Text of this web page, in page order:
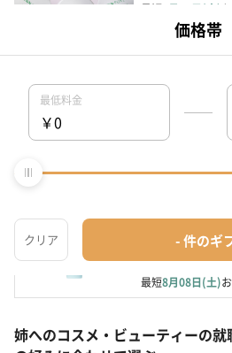
最短 8月08日(土)
【大切な奥様へ贈
パーツケア
¥7,920
パーツケア
¥2,200
最短8月08日(土)
姉へのコスメ・ビューティーの